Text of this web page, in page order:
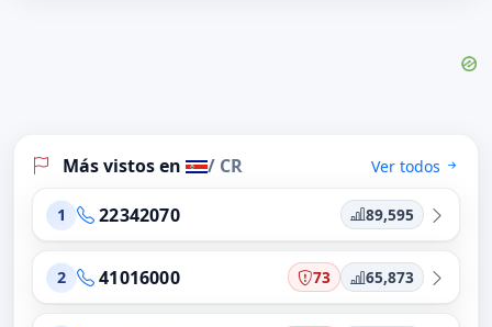
Más vistos en / CR Ver todos
1 22342070 89,595
2 41016000 73 65,873